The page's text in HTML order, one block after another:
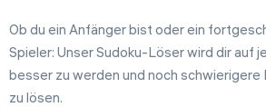
Ob du ein Anfänger bist oder ein
Spieler: Unser Sudoku-Löser wird dir auf
besser zu werden und noch schwierigere
zu lösen.